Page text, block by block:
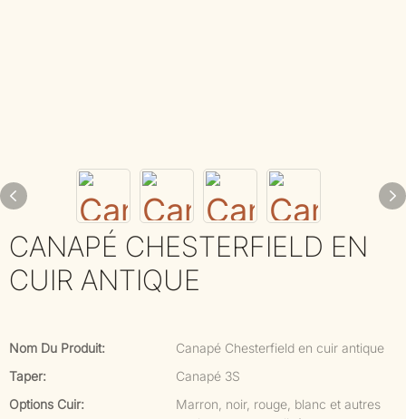
CANAPÉ CHESTERFIELD EN
CUIR ANTIQUE
Nom Du Produit:
Canapé Chesterfield en cuir antique
Taper:
Canapé 3S
Options Cuir:
Marron, noir, rouge, blanc et autres